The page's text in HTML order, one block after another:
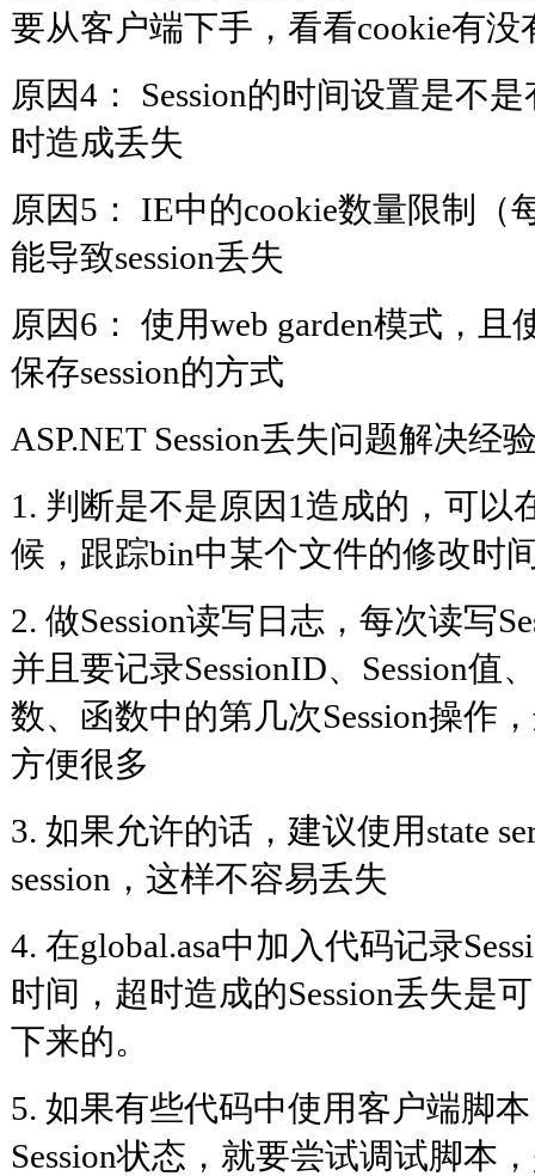
要从客户端下手，看看cookie有没
原因4： Session的时间设置是不
时造成丢失
原因5： IE中的cookie数量限制（
能导致session丢失
原因6： 使用web garden模式，且
保存session的方式
ASP.NET Session丢失问题解决经
1. 判断是不是原因1造成的，可以
候，跟踪bin中某个文件的修改时
2. 做Session读写日志，每次读写
并且要记录SessionID、Session值
数、函数中的第几次Session操作
方便很多
3. 如果允许的话，建议使用state
session，这样不容易丢失
4. 在global.asa中加入代码记录
时间，超时造成的Session丢失是
下来的。
5. 如果有些代码中使用客户端脚
Session状态，就要尝试调试脚本